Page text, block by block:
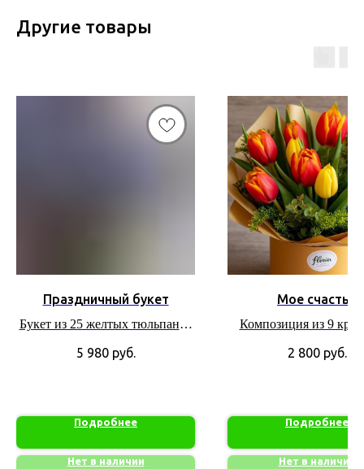
Другие товары
Праздничный букет
Букет из 25 желтых тюльпанов
и синих ирисов
5 980 руб.
Подробнее
Нет в наличии
Мое счастье
Композиция из 9
желтых
декоративной
2 800 руб.
Подробнее
Нет в наличии